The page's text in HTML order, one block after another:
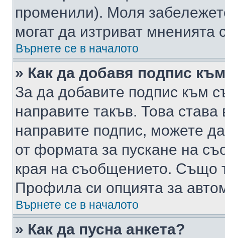
променили). Моля
могат да изтриват мненията
Върнете се в началото
» Как да добавя подпис
За да добавите подпис към
направите такъв. Това
направите подпис, можете
от формата за пускане на
края на съобщението. Също
Профила си опцията за
Върнете се в началото
» Как да пусна анкета?